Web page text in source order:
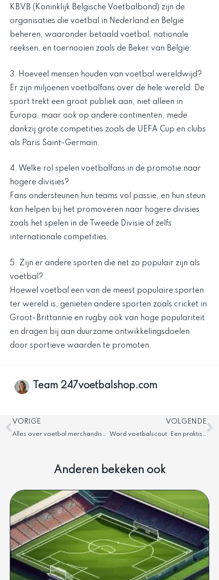
KBVB (Koninklijk Belgische Voetbalbond) zijn de
organisaties die voetbal in Nederland en België
beheren, waaronder betaald voetbal, nationale
reeksen, en toernooien zoals de Beker van België.
3. Hoeveel mensen houden van voetbal wereldwijd?
Er zijn miljoenen voetbalfans over de hele wereld. De
sport trekt een groot publiek aan, niet alleen in
Europa, maar ook op andere continenten, mede
dankzij grote competities zoals de UEFA Cup en clubs
als Paris Saint-Germain.
4. Welke rol spelen voetbalfans in de promotie naar
hogere divisies?
Fans ondersteunen hun teams vol passie, en hun steun
kan helpen bij het promoveren naar hogere divisies
zoals het spelen in de Tweede Divisie of zelfs
internationale competities.
5. Zijn er andere sporten die net zo populair zijn als
voetbal?
Hoewel voetbal een van de meest populaire sporten
ter wereld is, genieten andere sporten zoals cricket in
Groot-Brittannië en rugby ook van hoge populariteit
en dragen bij aan duurzame ontwikkelingsdoelen
door sportieve waarden te promoten.
Team 247voetbalshop.com
Vorige
VORIGE
Alles over voetbal merchandise en fanspullen
VOLGENDE
Word voetbalscout: Een praktische gids voor beginners
Anderen bekeken ook